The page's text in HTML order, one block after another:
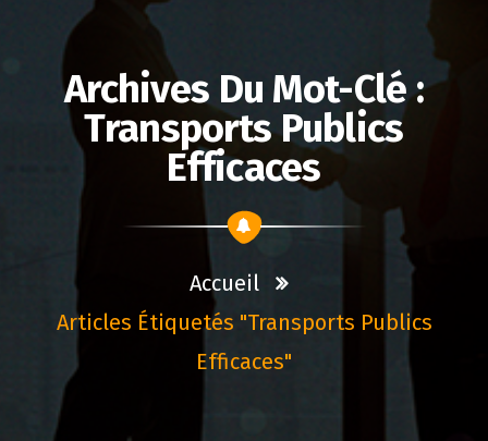
Archives Du Mot-Clé :
Transports Publics
Efficaces
Accueil
Articles Étiquetés "transports Publics
Efficaces"